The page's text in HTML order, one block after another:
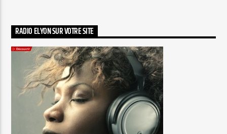
RADIO ELYON SUR VOTRE SITE